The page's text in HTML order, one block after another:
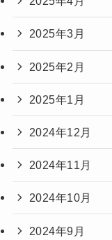
2025年3月
2025年2月
2025年1月
2024年12月
2024年11月
2024年10月
2024年9月